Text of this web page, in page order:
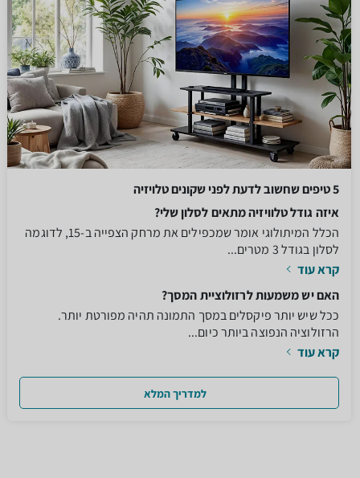
5 טיפים שחשוב לדעת לפני שקונים טלויזיה
איזה גודל טלוויזיה מתאים לסלון שלי?
הכלל המיתולוגי אומר שמכפילים את מרחק הצפייה ב-15, לדוגמה
לסלון בגודל 3 מטרים...
קרא עוד
האם יש משמעות לרזולוציית המסך?
ככל שיש יותר פיקסלים במסך התמונה תהיה מפורטת יותר.
הרזולוציה הנפוצה ביותר כיום...
קרא עוד
למדריך המלא